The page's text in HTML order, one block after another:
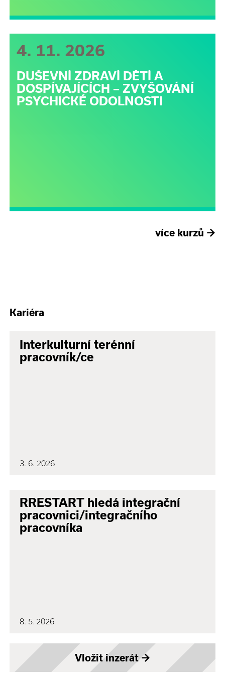
4. 11. 2026
DUŠEVNÍ ZDRAVÍ DĚTÍ A
DOSPÍVAJÍCÍCH – ZVYŠOVÁNÍ
PSYCHICKÉ ODOLNOSTI
více kurzů →
Kariéra
Interkulturní terénní
pracovník/ce
3. 6. 2026
RRESTART hledá integrační
pracovnici/integračního
pracovníka
8. 5. 2026
Vložit inzerát→